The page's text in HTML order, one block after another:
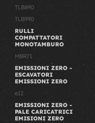
TLB890
TLB990
RULLI
COMPATTATORI
MONOTAMBURO
MBR71
EMISSIONI ZERO -
ESCAVATORI
EMISSIONI ZERO
e12
EMISSIONI ZERO -
PALE CARICATRICI
EMISIONI ZERO